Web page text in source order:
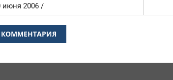
июня 2006 /
КОММЕНТАРИЯ